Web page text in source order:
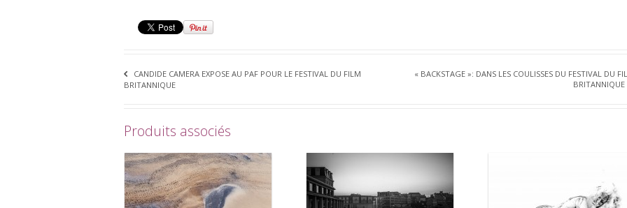
CANDIDE CAMERA EXPOSE AU PAF POUR LE FESTIVAL DU FILM
BRITANNIQUE
« BACKSTAGE »: DANS LES COULISSES DU FESTIVAL DU
BRITANNIQUE
Produits associés